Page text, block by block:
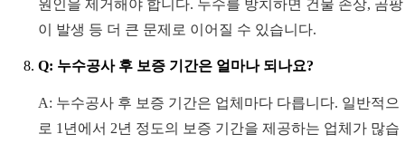
원인을 제거해야 합니다. 누수를 방치하면 건물 손상, 곰팡
이 발생 등 더 큰 문제로 이어질 수 있습니다.
Q: 누수공사 후 보증 기간은 얼마나 되나요?
A: 누수공사 후 보증 기간은 업체마다 다릅니다. 일반적으
로 1년에서 2년 정도의 보증 기간을 제공하는 업체가 많습